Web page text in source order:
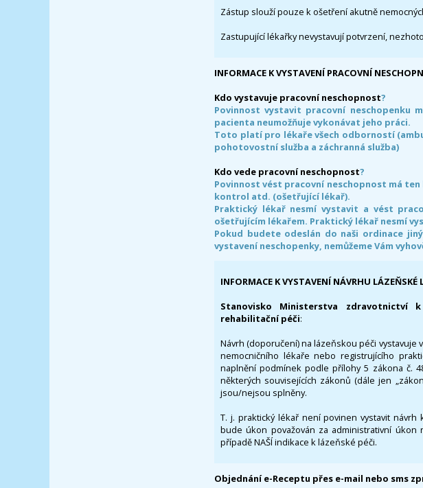
Zástup slouží pouze k ošetření akutně
Zastupující lékařky nevystavují potvrzení,
INFORMACE K VYSTAVENÍ PRACOVNÍ
Kdo vystavuje pracovní neschopnost?
Povinnost vystavit pracovní neschopenku
pacienta neumožňuje vykonávat jeho práci.
Toto platí pro lékaře všech odborností
pohotovostní služba a záchranná služba)
Kdo vede pracovní neschopnost?
Povinnost vést pracovní neschopnost má
kontrol atd. (ošetřující lékař).
Praktický lékař nesmí vystavit a vést
ošetřujícím lékařem. Praktický lékař nesmí
Pokud budete odeslán do naši ordinace
vystavení neschopenky, nemůžeme Vám
INFORMACE K VYSTAVENÍ NÁVRHU LÁZEŇSKÉ
Stanovisko Ministerstva zdravotnictví
rehabilitační péči:
Návrh (doporučení) na lázeňskou péči
nemocničního lékaře nebo registrujícího
naplnění podmínek podle přílohy 5 zákona č.
některých souvisejících zákonů (dále jen
jsou/nejsou splněny.
T. j. praktický lékař není povinen vystavit
bude úkon považován za administrativní
případě NAŠÍ indikace k lázeňské péči.
Objednání e-Receptu přes e-mail nebo sms